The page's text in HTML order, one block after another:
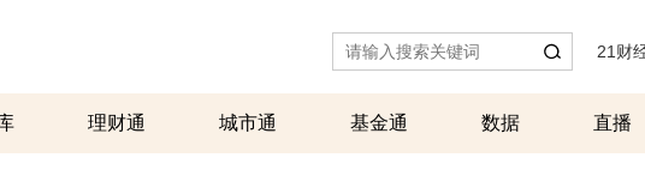
21财
理财通 城市通 基金通 数据 直播